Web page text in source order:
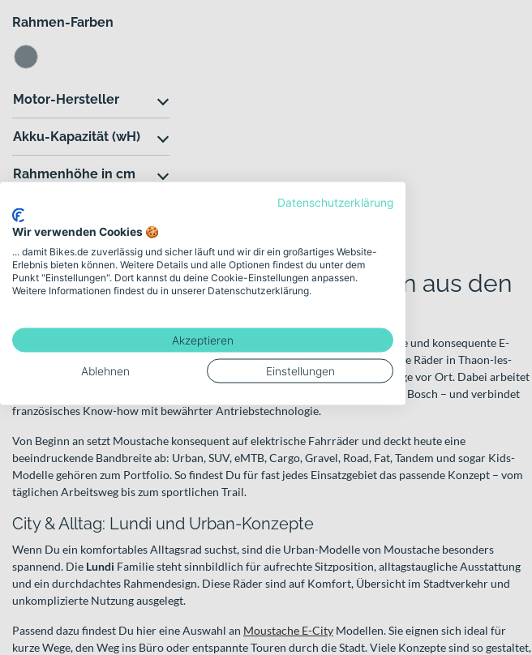
Rahmen-Farben
Motor-Hersteller
Akku-Kapazität (wH)
Rahmenhöhe in cm
Jahr
E-Bikes von Moustache – Innovation aus den
E-Bikes von Moustache stehen für eigenständiges Design, klare Formensprache und konsequente E-
Mobilität. Die Marke wurde 2011 in den Vogesen gegründet und entwickelt ihre Räder in Thaon-les-
Vosges mit einem starken Fokus auf eigene Konstruktion, Tests und Endmontage vor Ort. Dabei arbeitet
Moustache mit ausgewählten Partnern für Komponenten – unter anderem mit Bosch – und verbindet
französisches Know-how mit bewährter Antriebstechnologie.
Von Beginn an setzt Moustache konsequent auf elektrische Fahrräder und deckt heute eine
beeindruckende Bandbreite ab: Urban, SUV, eMTB, Cargo, Gravel, Road, Fat, Tandem und sogar Kids-
Modelle gehören zum Portfolio. So findest Du für fast jedes Einsatzgebiet das passende Konzept – vom
täglichen Arbeitsweg bis zum sportlichen Trail.
City & Alltag: Lundi und Urban-Konzepte
Wenn Du ein komfortables Alltagsrad suchst, sind die Urban-Modelle von Moustache besonders
spannend. Die Lundi Familie steht sinnbildlich für aufrechte Sitzposition, alltagstaugliche Ausstattung
und ein durchdachtes Rahmendesign. Diese Räder sind auf Komfort, Übersicht im Stadtverkehr und
unkomplizierte Nutzung ausgelegt.
Passend dazu findest Du hier eine Auswahl an Moustache E-City Modellen. Sie eignen sich ideal für
kurze Wege, den Weg ins Büro oder entspannte Touren durch die Stadt. Viele Konzepte sind so gestaltet,
Datenschutzerklärung
Wir verwenden Cookies 🍪
... damit Bikes.de zuverlässig und sicher läuft und wir dir ein großartiges Website-
Erlebnis bieten können. Weitere Details und alle Optionen findest du unter dem
Punkt "Einstellungen". Dort kannst du deine Cookie-Einstellungen anpassen.
Weitere Informationen findest du in unserer Datenschutzerklärung.
Akzeptieren
Ablehnen Einstellungen